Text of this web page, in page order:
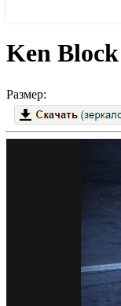
Ken
Размер: